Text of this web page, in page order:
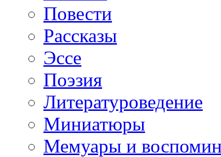
Повести
Рассказы
Эссе
Поэзия
Литературоведение
Миниатюры
Мемуары и